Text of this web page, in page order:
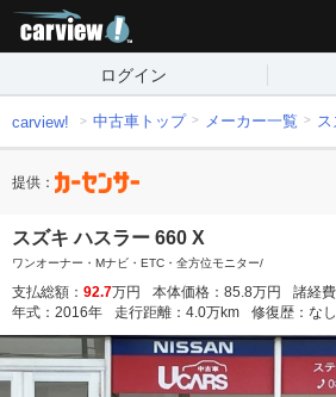
ログイン
carview! 中古車トップ メーカー一覧
提供：
スズキ ハスラー 660 X
ワンオーナー・Mナビ・ETC・全方位モニター/
支払総額： 92.7万円 本体価格： 85.8万円 諸経費
年式： 2016年 走行距離： 4.0万km 修復歴： なし